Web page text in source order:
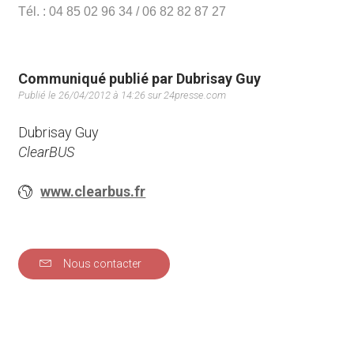
Tél. : 04 85 02 96 34 / 06 82 82 87 27
Communiqué publié par Dubrisay Guy
Publié le 26/04/2012 à 14:26 sur 24presse.com
Dubrisay Guy
ClearBUS
www.clearbus.fr
Nous contacter